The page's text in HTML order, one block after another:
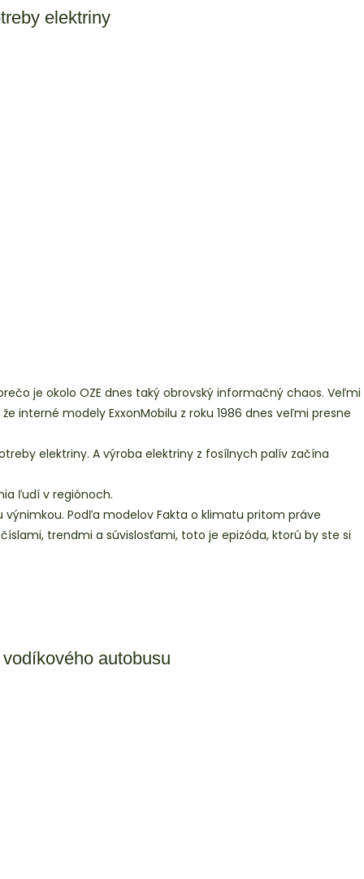
elektriny
je okolo OZE dnes taký obrovský informačný chaos. Veľmi
interné modely ExxonMobilu z roku 1986 dnes veľmi presne
elektriny. A výroba elektriny z fosílnych palív začína
ľudí v regiónoch.
Podľa modelov Fakta o klimatu pritom práve
trendmi a súvislosťami, toto je epizóda, ktorú by ste si
autobusu